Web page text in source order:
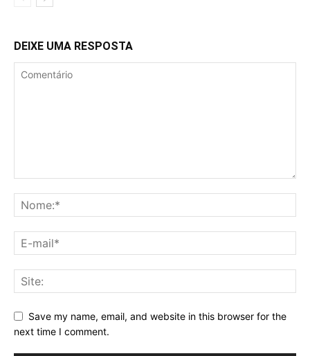
DEIXE UMA RESPOSTA
Save my name, email, and website in this browser for the
next time I comment.